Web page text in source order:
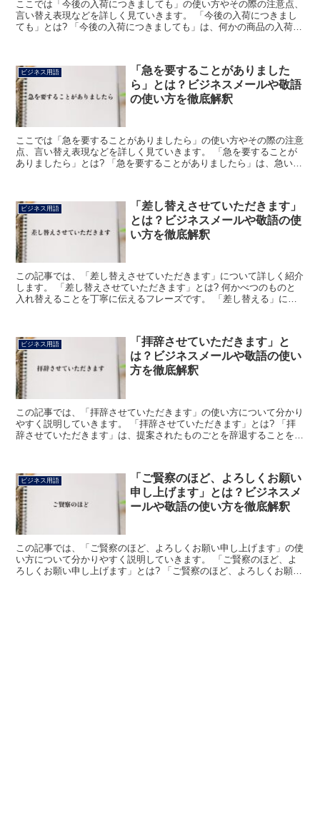
ここでは「今後の入荷につきましても」の使い方やその際の注意点、
言い替え表現などを詳しく見ていきます。 「今後の入荷につきまし
ても」とは? 「今後の入荷につきましても」は、何かの商品の入荷に
ビジネス用語
「急を要することがありました
ら」とは？ビジネスメールや敬語
の使い方を徹底解釈
ここでは「急を要することがありましたら」の使い方やその際の注意
点、言い替え表現などを詳しく見ていきます。 「急を要することが
ありましたら」とは? 「急を要することがありましたら」は、急いで
ビジネス用語
「差し替えさせていただきます」
とは？ビジネスメールや敬語の使
い方を徹底解釈
この記事では、「差し替えさせていただきます」について詳しく紹介
します。 「差し替えさせていただきます」とは? 何かべつのものと
入れ替えることを丁寧に伝えるフレーズです。 「差し替える」に
ビジネス用語
「拝辞させていただきます」と
は？ビジネスメールや敬語の使い
方を徹底解釈
この記事では、「拝辞させていただきます」の使い方について分かり
やすく説明していきます。 「拝辞させていただきます」とは? 「拝
辞させていただきます」は、提案されたものごとを辞退することを伝
ビジネス用語
「ご賢察のほど、よろしくお願い
申し上げます」とは？ビジネスメ
ールや敬語の使い方を徹底解釈
この記事では、「ご賢察のほど、よろしくお願い申し上げます」の使
い方について分かりやすく説明していきます。 「ご賢察のほど、よ
ろしくお願い申し上げます」とは? 「ご賢察のほど、よろしくお願い